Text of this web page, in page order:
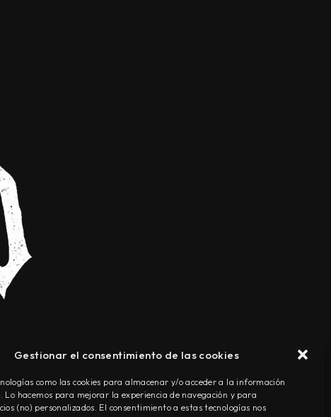
Gestionar el consentimiento de las cookies
como las cookies para almacenar y/o acceder a la información
Lo hacemos para mejorar la experiencia de navegación y para
(no) personalizados. El consentimiento a estas tecnologías nos
TÉRMINOS Y CONDICIONES